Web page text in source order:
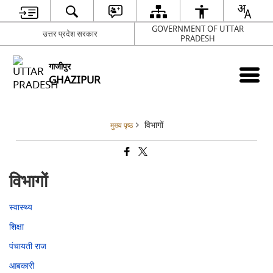
उत्तर प्रदेश सरकार
GOVERNMENT OF UTTAR
PRADESH
गाजीपुर
GHAZIPUR
मुख्य पृष्ठ विभागों
विभागों
स्वास्थ्य
शिक्षा
पंचायती राज
आबकारी